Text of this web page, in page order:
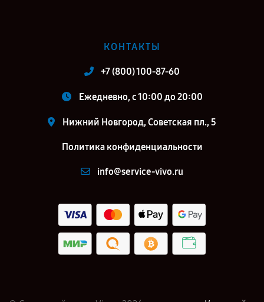
КОНТАКТЫ
+7 (800) 100-87-60
Ежедневно, с 10:00 до 20:00
Нижний Новгород, Советская пл., 5
Политика конфиденциальности
info@service-vivo.ru